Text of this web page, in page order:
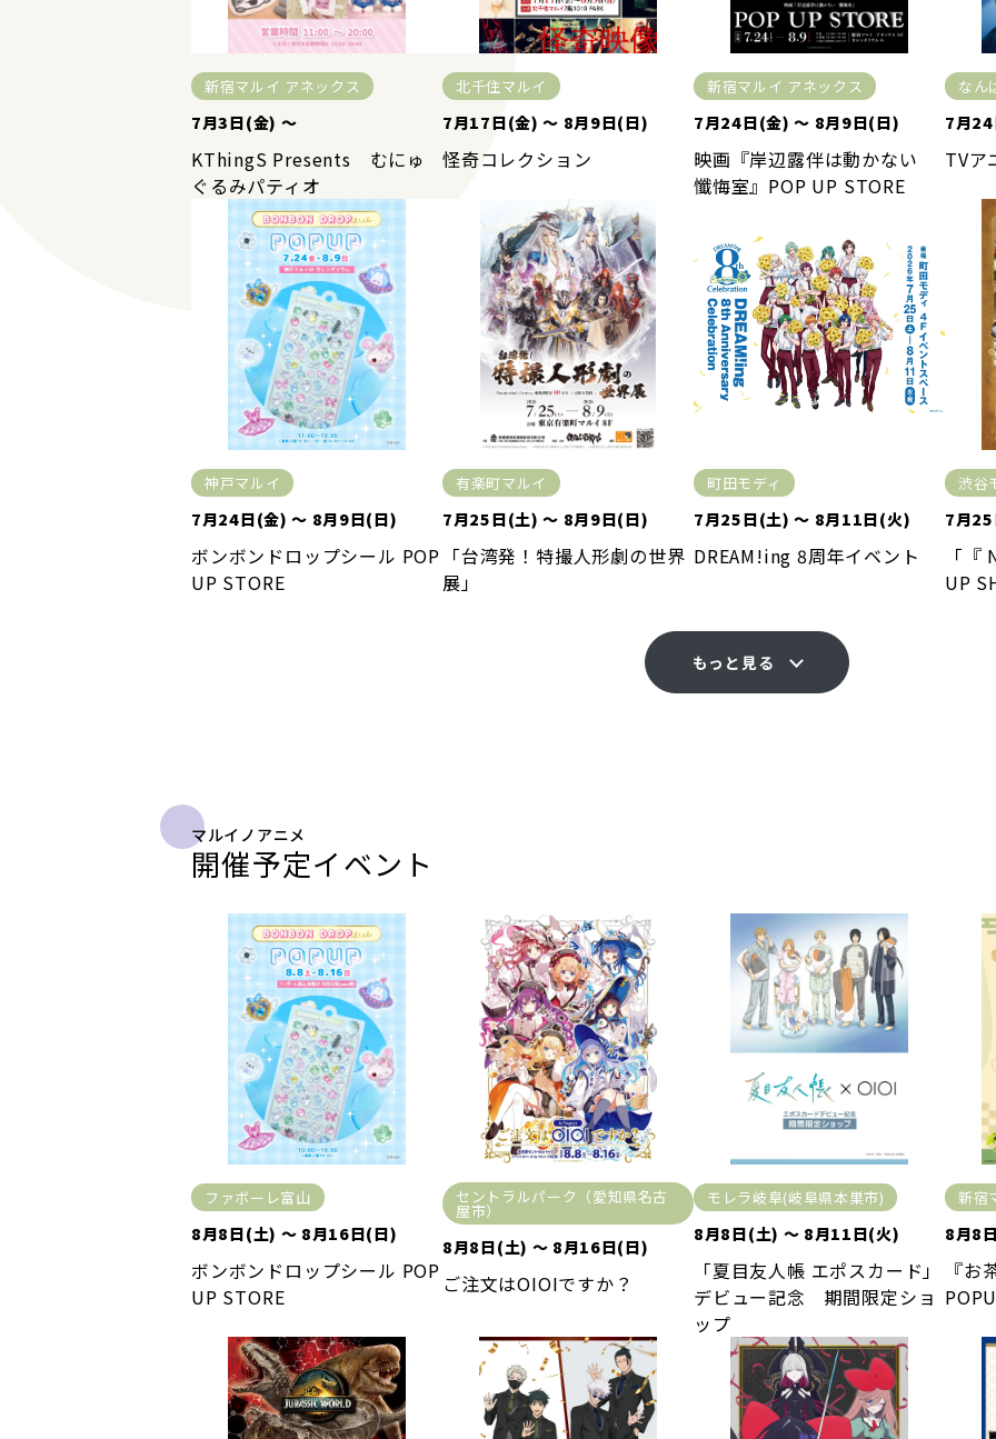
新宿マルイ アネックス
7月3日(金) ～
KThingS Presents むにゅ
ぐるみパティオ
北千住マルイ
7月17日(金) ～ 8月9日(日)
怪奇コレクション
新宿マルイ アネックス
7月24日(金) ～ 8月9日(日)
映画『岸辺露伴は動かない
懺悔室』POP UP STORE
なん
7月
TVア
神戸マルイ
7月24日(金) ～ 8月9日(日)
ボンボンドロップシール POP
UP STORE
有楽町マルイ
7月25日(土) ～ 8月9日(日)
「台湾発！特撮人形劇の世界
展」
町田モディ
7月25日(土) ～ 8月11日(火)
DREAM!ing 8周年イベント
渋谷
7月
「
UP
もっと見る
マルイノアニメ
開催予定イベント
ファボーレ富山
8月8日(土) ～ 8月16日(日)
ボンボンドロップシール POP
UP STORE
セントラルパーク（愛知県名古
屋市）
8月8日(土) ～ 8月16日(日)
ご注文はOIOIですか？
モレラ岐阜(岐阜県本巣市)
8月8日(土) ～ 8月11日(火)
「夏目友人帳 エポスカード」
デビュー記念 期間限定ショ
ップ
新宿
8月8
『